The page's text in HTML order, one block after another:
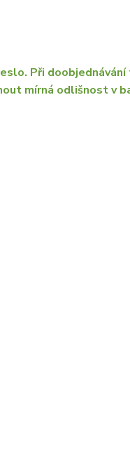
Při
mírná odlišnost v